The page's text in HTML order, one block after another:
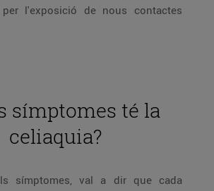
per l'exposició de nous contactes
símptomes té la
celiaquia?
símptomes, val a dir que cada